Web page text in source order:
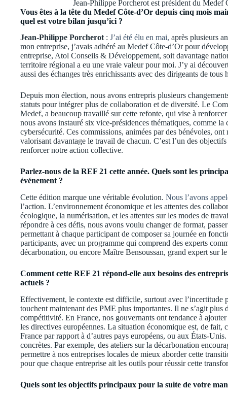
Jean-Philippe Porcherot est président du
Vous êtes à la tête du Medef Côte-d’Or depuis cinq mois
quel est votre bilan jusqu’ici ?
Jean-Philippe Porcherot: J’ai été élu en mai, après plusieurs
mon entreprise, j’avais adhéré au Medef Côte-d’Or pour
entreprise, Atol Conseils & Développement, soit davantage
territoire régional a eu une vraie valeur pour moi. J’y ai
aussi des échanges très enrichissants avec des dirigeants de
Depuis mon élection, nous avons entrepris plusieurs
statuts pour intégrer plus de collaboration et de diversité. Le
Medef, a beaucoup travaillé sur cette refonte, qui vise à
nous avons instauré six vice-présidences thématiques, comme
cybersécurité. Ces commissions, animées par des bénévoles,
valorisant davantage le travail de chacun. C’est l’un des
renforcer notre action collective.
Parlez-nous de la REF 21 cette année. Quels sont les
événement ?
Cette édition marque une véritable évolution. Nous l’avons
l’action. L’environnement économique et les attentes des
écologique, la numérisation, et les attentes sur les modes de
répondre à ces défis, nous avons voulu changer de format,
permettant à chaque participant de composer sa journée en
participants, avec un programme qui comprend des experts
décarbonation, ou encore Maître Bensoussan, grand expert sur
Comment cette REF 21 répond-elle aux besoins des
actuels ?
Effectivement, le contexte est difficile, surtout avec l’incertitude
touchent maintenant des PME plus importantes. Il ne s’agit plus
compétitivité. En France, nos gouvernants ont tendance à
les directives européennes. La situation économique est, de
France par rapport à d’autres pays européens, ou aux États-
concrètes. Par exemple, des ateliers sur la décarbonation
permettre à nos entreprises locales de mieux aborder cette
pour que chaque entreprise ait les outils pour réussir cette
Quels sont les objectifs principaux pour la suite de votre